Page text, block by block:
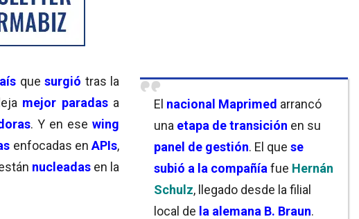
El nacional Maprimed arrancó
una etapa de transición en su
panel de gestión. El que se
subió a la compañía fue Hernán
Schulz, llegado desde la filial
local de la alemana B. Braun.
que surgió tras la
mejor paradasa
. Y en ese wing
enfocadas enAPIs,
nucleadas en la